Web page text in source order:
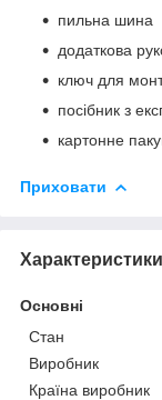
пильна шина
додаткова
ключ для
посібник з
картонне
Приховати
Характеристики
Основні
Стан
Виробник
Країна виробник